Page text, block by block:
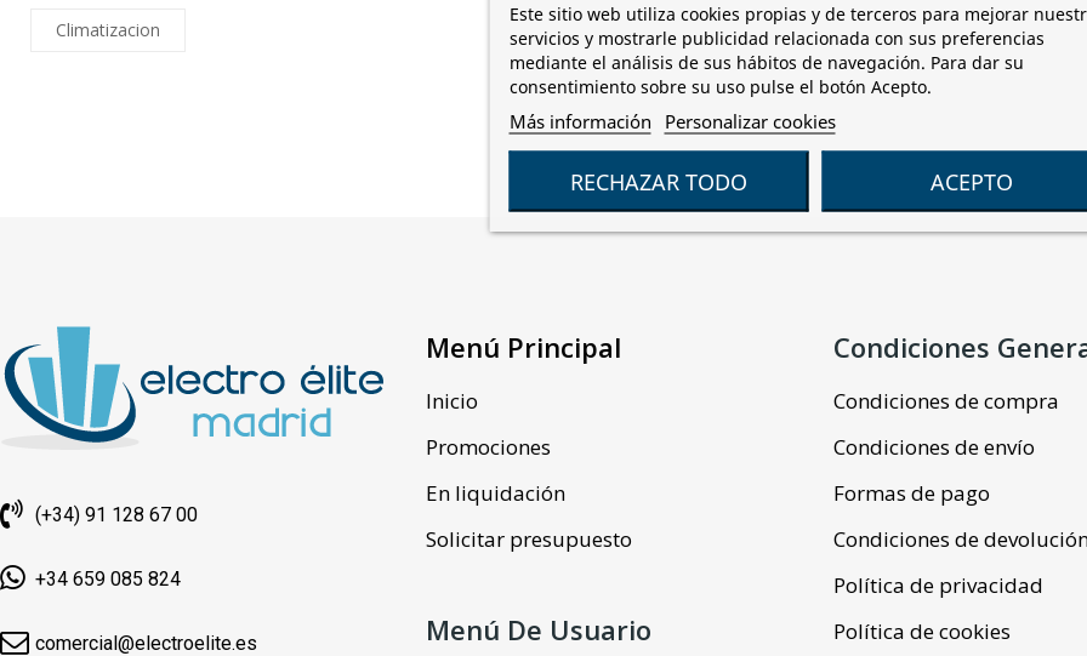
Climatizacion
(+34) 91 128 67 00
+34 659 085 824
comercial@electroelite.es
Menú Principal
Inicio
Promociones
En liquidación
Solicitar presupuesto
Menú De Usuario
Condiciones
Condiciones de compra
Condiciones de envío
Formas de pago
Condiciones de
Política de privacidad
Política de cookies
Este sitio web utiliza cookies propias y de terceros para mejorar
servicios y mostrarle publicidad relacionada con sus preferencias
mediante el análisis de sus hábitos de navegación. Para dar su
consentimiento sobre su uso pulse el botón Acepto.
Más información Personalizar cookies
RECHAZAR TODO ACEPTO